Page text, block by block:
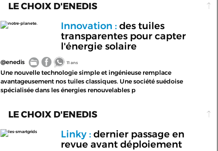
LE CHOIX D'ENEDIS
notre-planete. Innovation :des tuiles
transparentes pour capter
l'énergie solaire
@enedis 11 ans
Une nouvelle technologie simple et ingénieuse remplace
avantageusement nos tuiles classiques. Une société suédoise
spécialisée dans les énergies renouvelables p
LE CHOIX D'ENEDIS
les-smartgrids Linky :dernier passage en
revue avant déploiement